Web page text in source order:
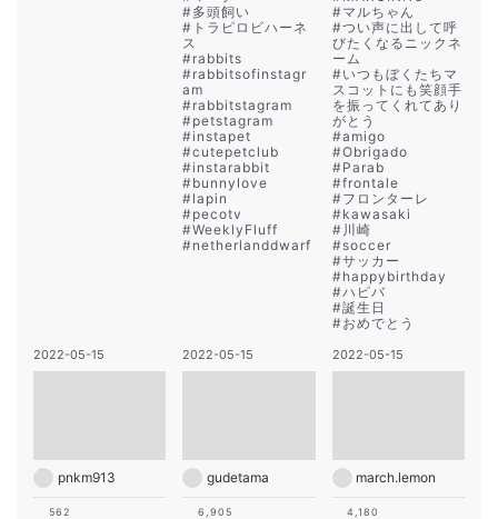
#多頭飼い
# トラピロビハーネ
ス
#rabbits
#rabbitsofinstagr
am
#rabbitstagram
#petstagram
#instapet
#cutepetclub
#instarabbit
#bunnylove
#lapin
#pecotv
#WeeklyFluff
#netherlanddwarf
#マルちゃん
#つい声に出して呼
びたくなるニックネ
ーム
#いつもぼくたちマ
スコットにも笑顔手
を振ってくれてあり
がとう
#amigo
#Obrigado
#Parab
#frontale
#フロンターレ
#kawasaki
# 川崎
#soccer
#サッカー
#happybirthday
#ハピバ
#誕生日
#おめでとう
2022-05-15
pnkm913
562
2022-05-15
gudetama
6,905
2022-05-15
march.lemon
4,180